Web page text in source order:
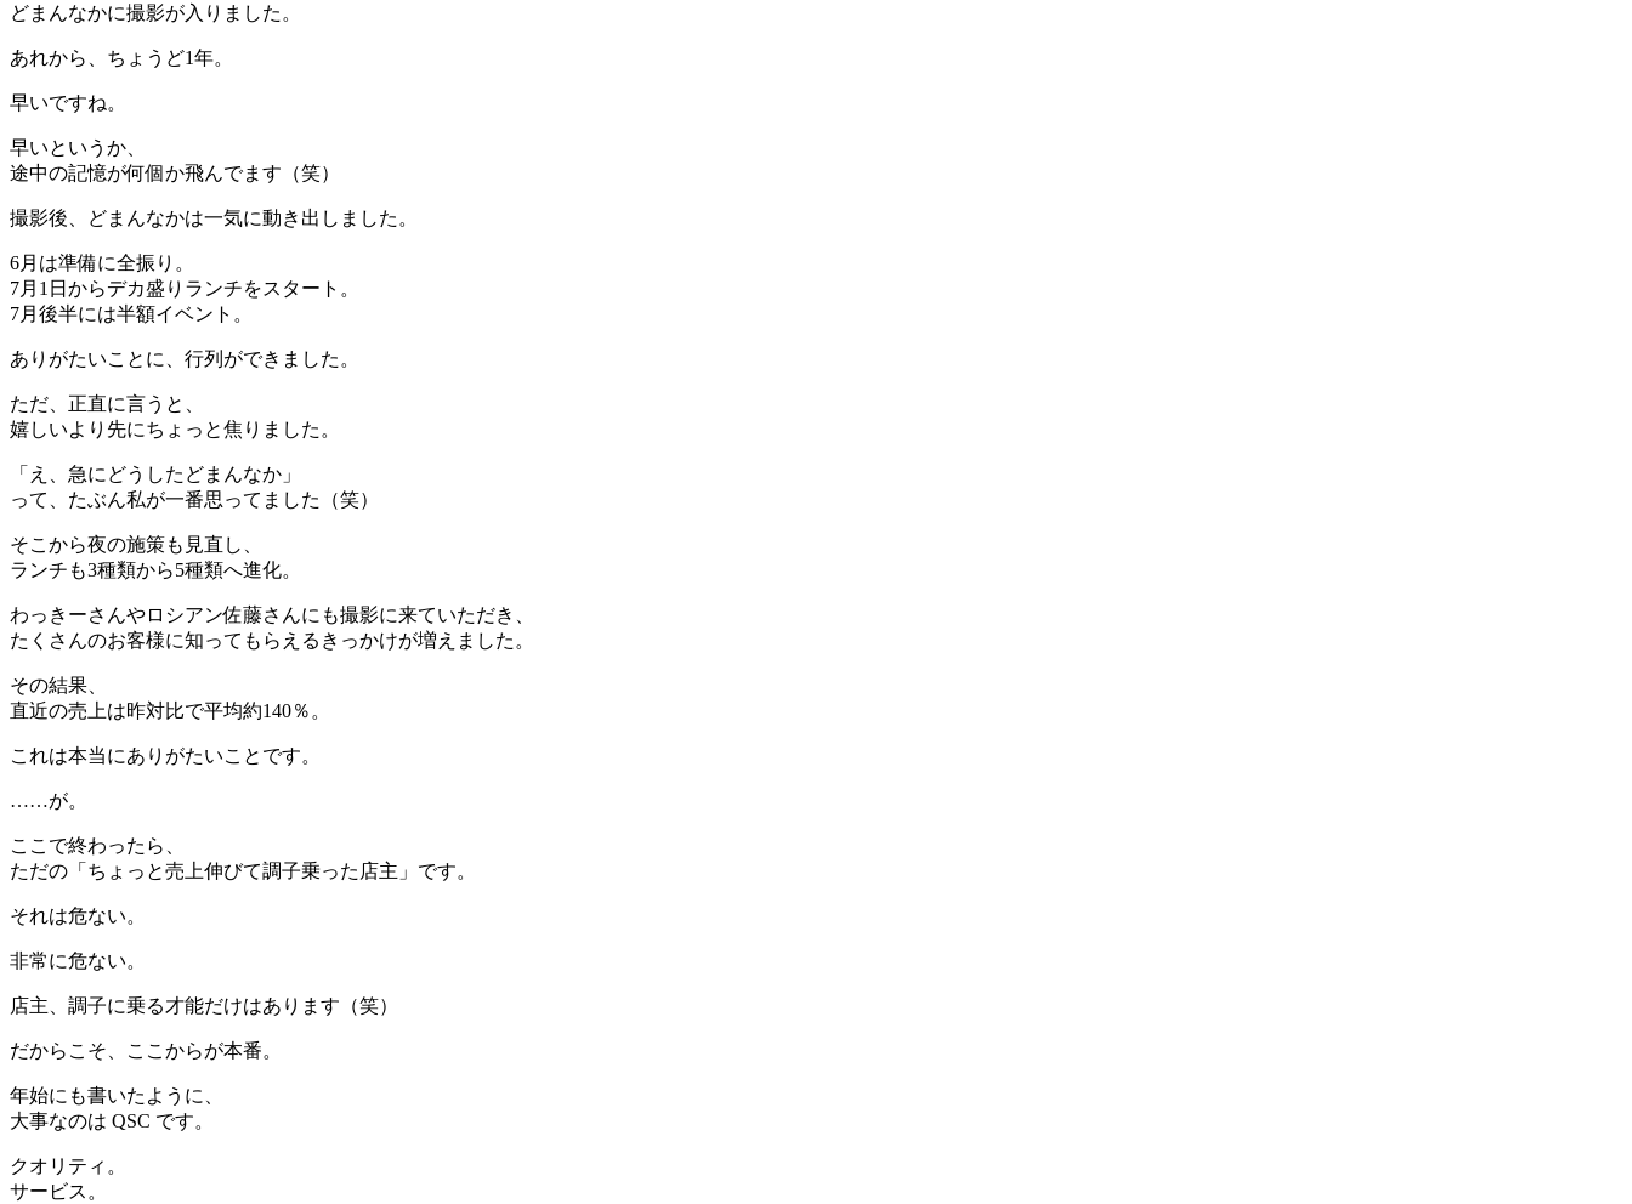
どまんなかに撮影が入りました。
あれから、ちょうど1年。
早いですね。
早いというか、
途中の記憶が何個か飛んでます（笑）
撮影後、どまんなかは一気に動き出しました。
6月は準備に全振り。
7月1日からデカ盛りランチをスタート。
7月後半には半額イベント。
ありがたいことに、行列ができました。
ただ、正直に言うと、
嬉しいより先にちょっと焦りました。
「え、急にどうしたどまんなか」
って、たぶん私が一番思ってました（笑）
そこから夜の施策も見直し、
ランチも3種類から5種類へ進化。
わっきーさんやロシアン佐藤さんにも撮影に来ていただき、
たくさんのお客様に知ってもらえるきっかけが増えました。
その結果、
直近の売上は昨対比で平均約140％。
これは本当にありがたいことです。
……が。
ここで終わったら、
ただの「ちょっと売上伸びて調子乗った店主」です。
それは危ない。
非常に危ない。
店主、調子に乗る才能だけはあります（笑）
だからこそ、ここからが本番。
年始にも書いたように、
大事なのは QSC です。
クオリティ。
サービス。